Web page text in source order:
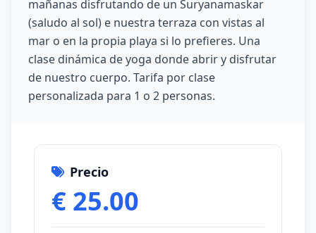
mañanas disfrutando de un Suryanamaskar
(saludo al sol) e nuestra terraza con vistas al
mar o en la propia playa si lo prefieres. Una
clase dinámica de yoga donde abrir y disfrutar
de nuestro cuerpo. Tarifa por clase
personalizada para 1 o 2 personas.
Precio
€ 25.00